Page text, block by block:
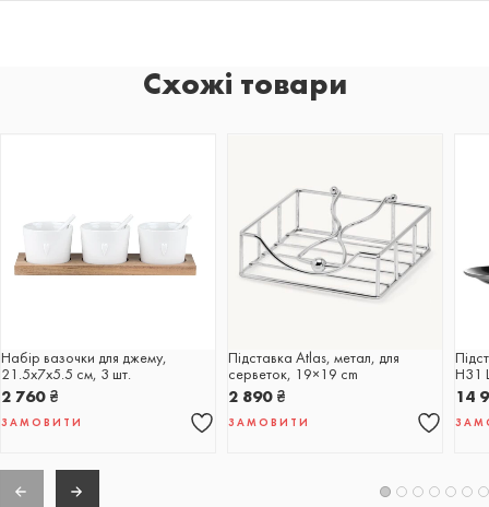
Схожі товари
Набір вазочки для джему,
21.5x7x5.5 см, 3 шт.
2 760 ₴
ЗАМОВИТИ
Підставка Atlas, метал, для
серветок, 19×19 cm
2 890 ₴
ЗАМОВИТИ
H31
14